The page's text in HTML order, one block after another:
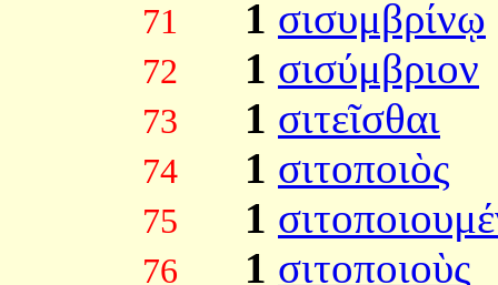
71 1 σισυμβρίνῳ
72 1 σισύμβριον
73 1 σιτεῖσθαι
74 1 σιτοποιὸς
75 1
76 1 σιτοποιοὺς